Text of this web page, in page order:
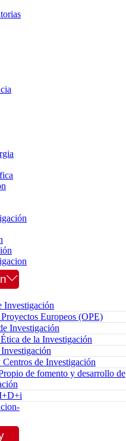
Investigación
Europeos (OPE)
Investigación
de la Investigación
de Investigación
de fomento y desarrollo de